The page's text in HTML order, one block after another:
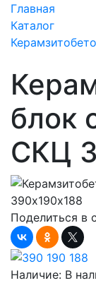
Главная
Каталог
блок
СКЦ
Поделиться в
Наличие: В